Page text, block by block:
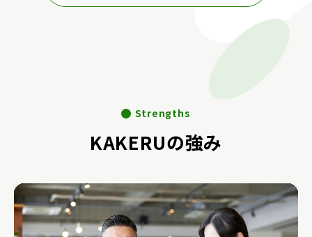
Strengths
KAKERUの強み